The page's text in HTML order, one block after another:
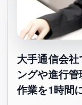
大手通信会
ングや進行
作業を1時間